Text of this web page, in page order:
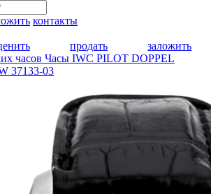
контакты
продать
заложить
часов Часы IWC PILOT DOPPEL
37133-03